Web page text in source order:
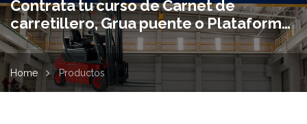
Contrata tu curso de Carnet de
carretillero, Grua puente o Plataforma
Elevadora
Home Productos